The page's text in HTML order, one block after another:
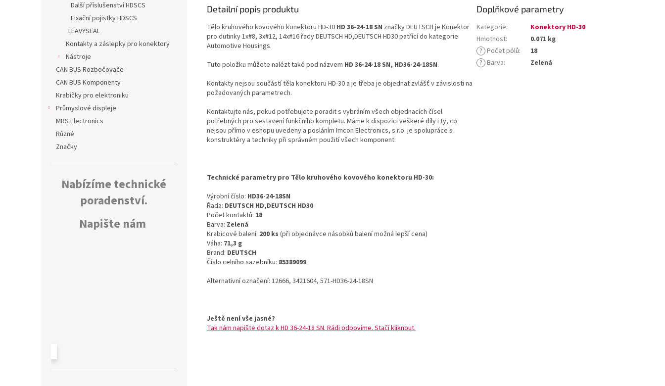
Další příslušenství HDSCS
Fixační pojistky HDSCS
LEAVYSEAL
Kontakty a záslepky pro konektory
Nástroje
CAN BUS Rozbočovače
CAN BUS Komponenty
Krabičky pro elektroniku
Průmyslové displeje
MRS Electronics
Různé
Značky
Nabízíme technické
poradenství.
Napište nám
Detailní popis produktu
Tělo kruhového kovového konektoru HD-30 HD 36-24-18 SN značky DEUTSCH je Konektor
pro dutinky 1x#8, 3x#12, 14x#16 řady DEUTSCH HD,DEUTSCH HD30 patřící do kategorie
Automotive Housings.
Tuto položku můžete nalézt také pod názvem HD 36-24-18 SN, HD36-24-18SN.
Kontakty nejsou součástí těla konektoru HD-30 a je třeba je objednat zvlášť v závislosti na
požadovaných parametrech.
Kontaktujte nás, pokud potřebujete poradit s vybráním všech objednacích čísel
potřebných pro sestavení funkčního kompletu. Máme k dispozici veškeré díly i ty, co
nejsou přímo v eshopu uvedeny a posláním Imcon Electronics, s.r.o. je spolupráce s
konstruktéry a techniky při správném použití všech komponent.
Technické parametry pro Tělo kruhového kovového konektoru HD-30:
Výrobní číslo: HD36-24-18SN
Řada: DEUTSCH HD,DEUTSCH HD30
Počet kontaktů: 18
Barva: Zelená
Krabicové balení: 200 ks (při objednávce násobků balení možná lepší cena)
Váha: 71,3 g
Brand: DEUTSCH
Číslo celního sazebníku: 85389099
Alternativní označení: 12666, 3421604, 571-HD36-24-18SN
Ještě není vše jasné?
Tak nám napište dotaz k HD 36-24-18 SN. Rádi odpovíme. Stačí kliknout.
Doplňkové parametry
Kategorie:
Konektory HD-30
Hmotnost:
0.071 kg
? Počet pólů:
18
? Barva: Zelená